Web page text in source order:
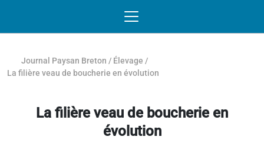
Journal Paysan Breton / Élevage /
La filière veau de boucherie en évolution
La filière veau de boucherie en
évolution